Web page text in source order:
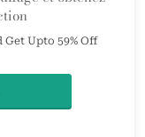
Upto 59% Off